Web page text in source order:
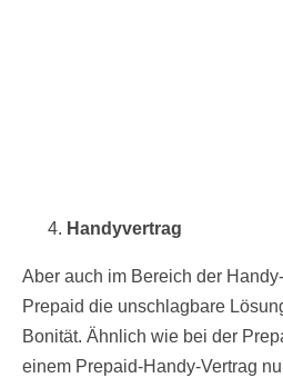
Handyvertrag
Aber auch im Bereich der
Prepaid die unschlagbare
Bonität. Ähnlich wie bei der
einem Prepaid-Handy-Vertrag